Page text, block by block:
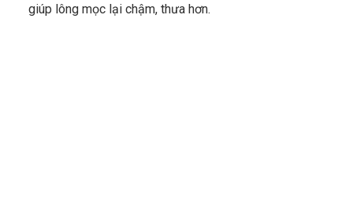
giúp lông mọc lại chậm, thưa hơn.